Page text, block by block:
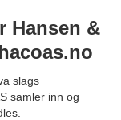
Hansen &
slags
samler inn og